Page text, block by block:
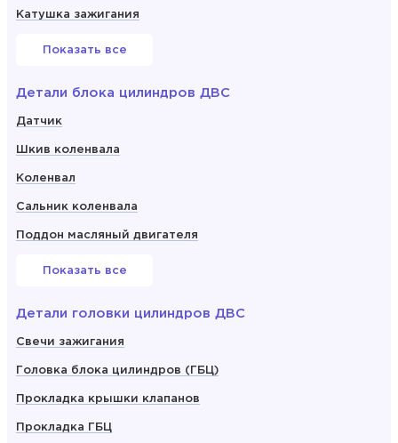
Катушка зажигания
Показать все
Детали блока цилиндров ДВС
Датчик
Шкив коленвала
Коленвал
Сальник коленвала
Поддон масляный двигателя
Показать все
Детали головки цилиндров ДВС
Свечи зажигания
Головка блока цилиндров (ГБЦ)
Прокладка крышки клапанов
Прокладка ГБЦ